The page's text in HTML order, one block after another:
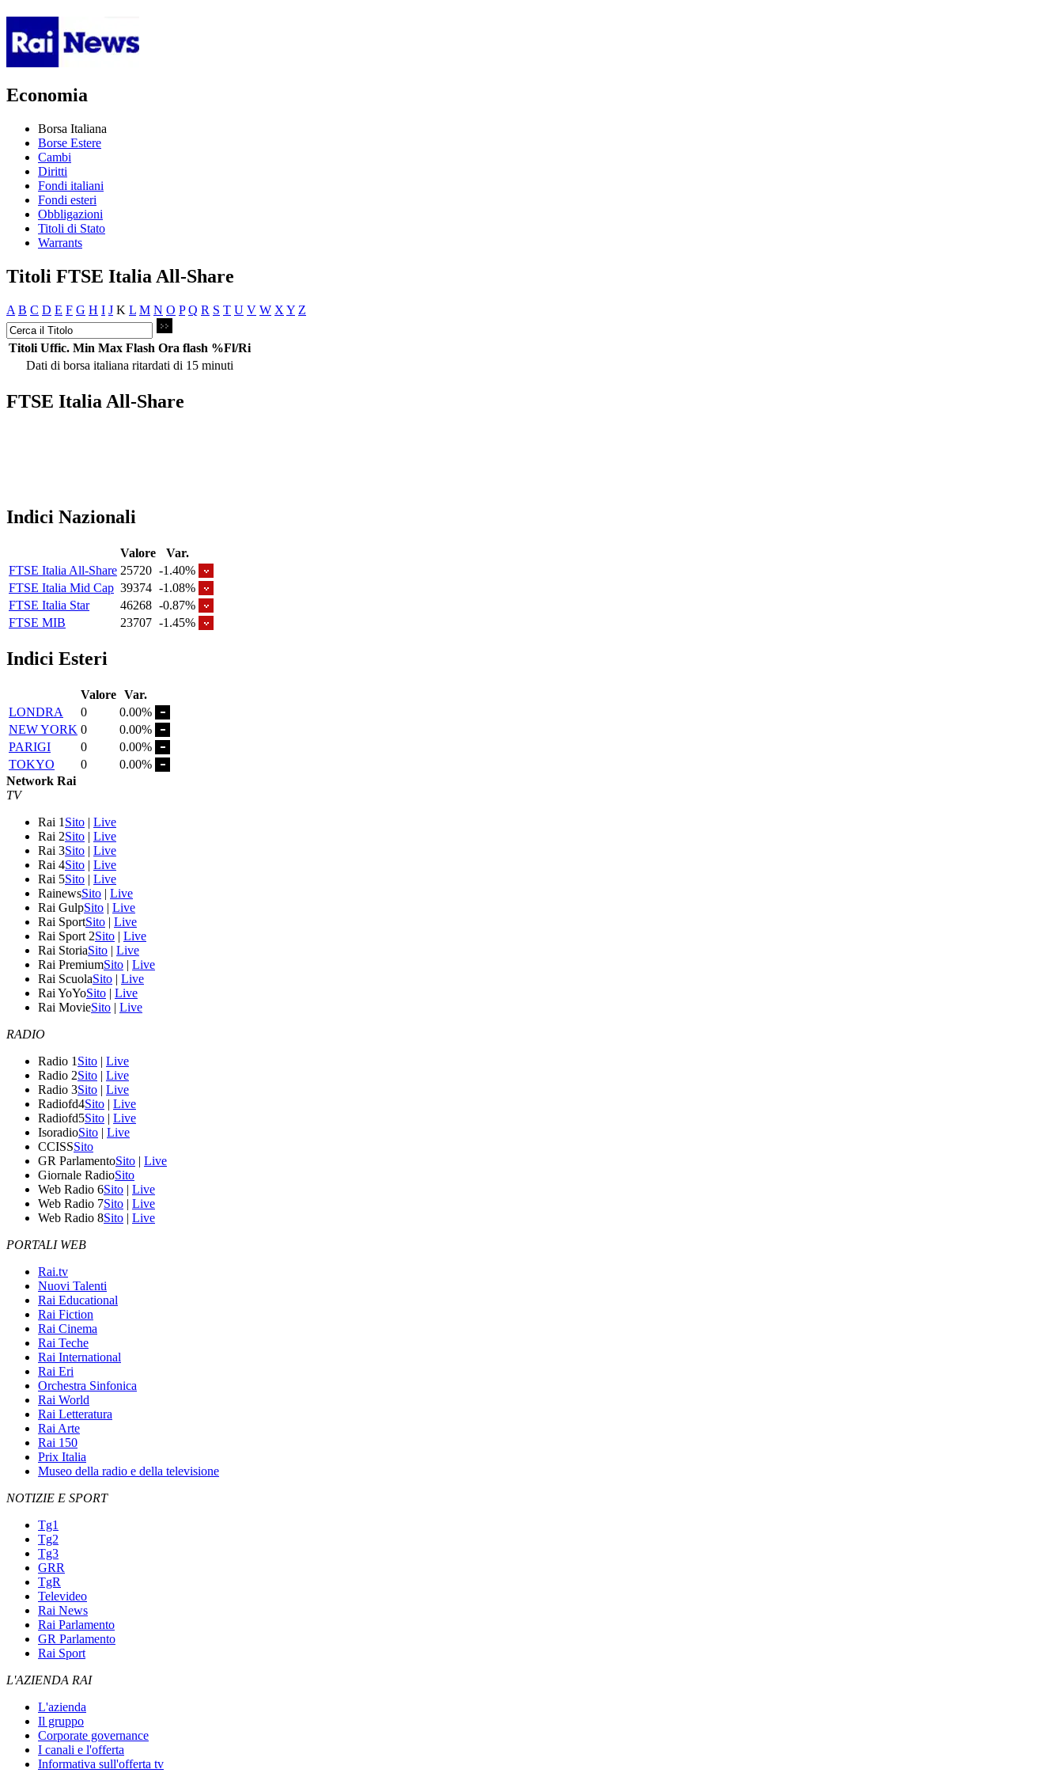
Economia
Borsa Italiana
Borse Estere
Cambi
Diritti
Fondi italiani
Fondi esteri
Obbligazioni
Titoli di Stato
Warrants
Titoli FTSE Italia All-Share
A B C D E F G H I J K L M N O P Q R S T U V W X Y Z
Titoli Uffic. Min Max Flash Ora flash %Fl/Ri
Dati di borsa italiana ritardati di 15 minuti
FTSE Italia All-Share
Indici Nazionali
Valore
Var.
FTSE Italia All-Share 25720 -1.40%
FTSE Italia Mid Cap 39374 -1.08%
FTSE Italia Star
46268 -0.87%
FTSE MIB
23707 -1.45%
Indici Esteri
Valore Var.
LONDRA
0
0.00%
NEW YORK 0
0.00%
PARIGI
0
0.00%
TOKYO
0
0.00%
Network Rai
TV
Rai 1 Sito | Live
Rai 2Sito | Live
Rai 3Sito | Live
Rai 4Sito | Live
Rai 5Sito | Live
RainewsSito | Live
Rai GulpSito | Live
Rai SportSito | Live
Rai Sport 2Sito | Live
Rai StoriaSito | Live
Rai PremiumSito | Live
Rai ScuolaSito | Live
Rai YoYoSito | Live
Rai MovieSito | Live
RADIO
Radio 1 Sito | Live
Radio 2Sito | Live
Radio 3Sito | Live
Radiofd4Sito | Live
Radiofd5Sito | Live
IsoradioSito | Live
CCISSSito
GR ParlamentoSito | Live
Giornale RadioSito
Web Radio 6Sito | Live
Web Radio 7Sito | Live
Web Radio 8Sito | Live
PORTALI WEB
Rai.tv
Nuovi Talenti
Rai Educational
Rai Fiction
Rai Cinema
Rai Teche
Rai International
Rai Eri
Orchestra Sinfonica
Rai World
Rai Letteratura
Rai Arte
Rai 150
Prix Italia
Museo della radio e della televisione
NOTIZIE E SPORT
Tg1
Tg2
Tg3
GRR
TgR
Televideo
Rai News
Rai Parlamento
GR Parlamento
Rai Sport
L'AZIENDA RAI
L'azienda
Il gruppo
Corporate governance
I canali e l'offerta
Informativa sull'offerta tv